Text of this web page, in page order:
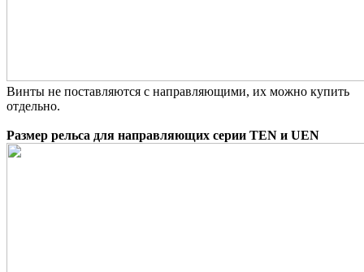
Винты не поставляются с направляющими, их можно купить
отдельно.
Размер рельса для направляющих серии TEN и UEN